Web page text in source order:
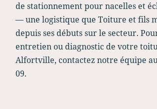
de stationnement pour nacelles et
— une logistique que Toiture et fils
depuis ses débuts sur le secteur.
entretien ou diagnostic de votre
Alfortville, contactez notre équipe au
09.